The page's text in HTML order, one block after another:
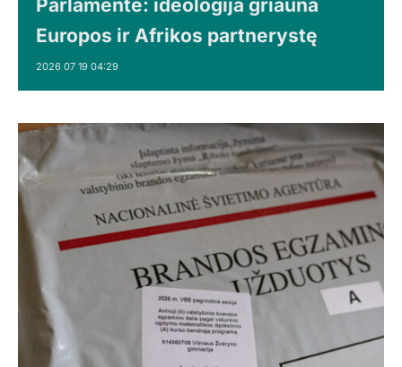
Parlamente: ideologija griauna
Europos ir Afrikos partnerystę
2026 07 19 04:29